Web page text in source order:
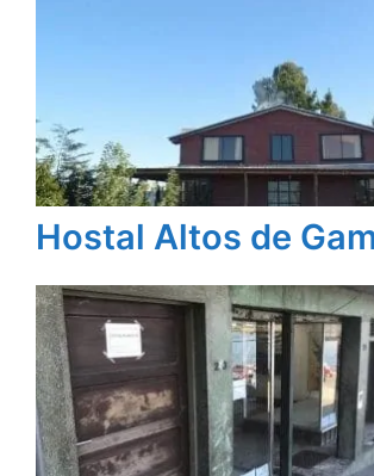
Hostal Altos de